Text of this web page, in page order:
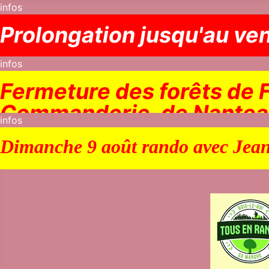
infos
Prolongation jusqu'au
infos
Fermeture des forêts de
Commanderie, de
infos
Dimanche 9 août rando avec